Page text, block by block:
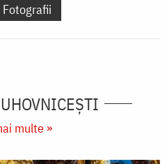
Fotografii
multe »